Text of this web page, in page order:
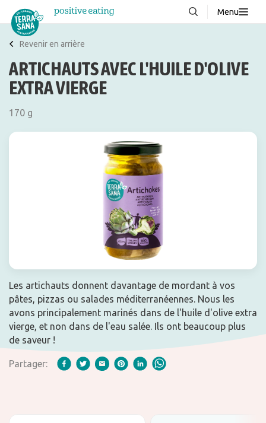
Menu
À propos de nous
Blog
FAQ
Recettes
Revenir en arrière
ARTICHAUTS AVEC L'HUILE D'OLIVE
EXTRA VIERGE
170 g
Les artichauts donnent davantage de mordant à vos
pâtes, pizzas ou salades méditerranéennes. Nous les
avons principalement marinés dans de l'huile d'olive extra
vierge, et non dans de l'eau salée. Ils ont beaucoup plus
de saveur !
Partager: